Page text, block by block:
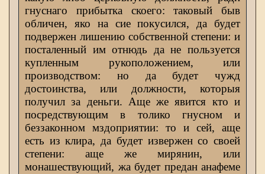
гнуснаго прибытка скоего: таковый быв
обличен, яко на сие покусился, да будет
подвержен лишению собственной степени: и
посталенный им отнюдь да не пользуется
купленным рукоположением, или
производством: но да будет чужд
достоинства, или должности, которыя
получил за деньги. Аще же явится кто и
посредствующим в толико гнусном и
беззаконном мздоприятии: то и сей, аще
есть из клира, да будет извержен со своей
степени: аще же мирянин, или
монашествующий, жа будет предан анафеме